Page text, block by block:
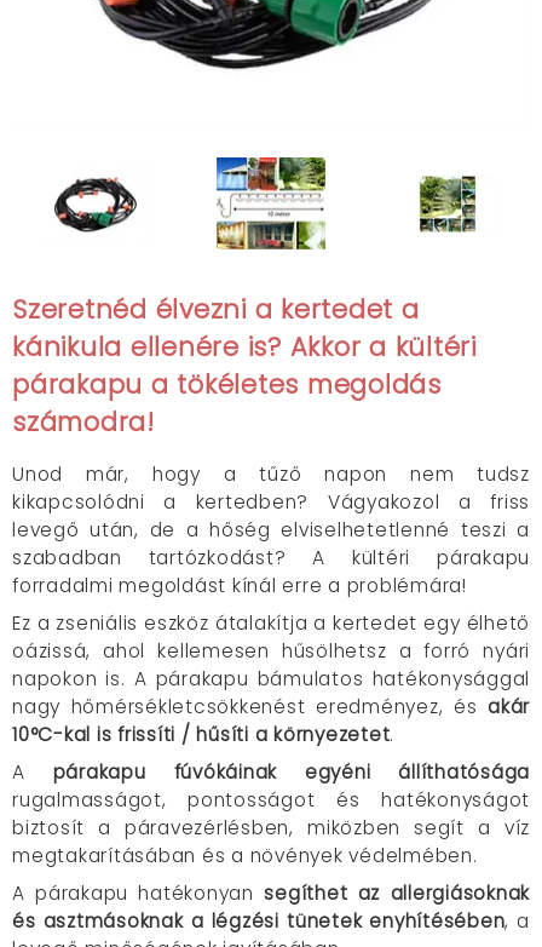
Szeretnéd élvezni a kertedet a
kánikula ellenére is? Akkor a kültéri
párakapu a tökéletes megoldás
számodra!
Unod már, hogy a tűző napon nem tudsz
kikapcsolódni a kertedben? Vágyakozol a friss
levegő után, de a hőség elviselhetetlenné teszi a
szabadban tartózkodást? A kültéri párakapu
forradalmi megoldást kínál erre a problémára!
Ez a zseniális eszköz átalakítja a kertedet egy élhető
oázissá, ahol kellemesen hűsölhetsz a forró nyári
napokon is. A párakapu bámulatos hatékonysággal
nagy hőmérsékletcsökkenést eredményez, és akár
10°C-kal is frissíti / hűsíti a környezetet.
A párakapu fúvókáinak egyéni állíthatósága
rugalmasságot, pontosságot és hatékonyságot
biztosít a páravezérlésben, miközben segít a víz
megtakarításában és a növények védelmében.
A párakapu hatékonyansegíthet az allergiásoknak
és asztmásoknak a légzési tünetek enyhítésében, a